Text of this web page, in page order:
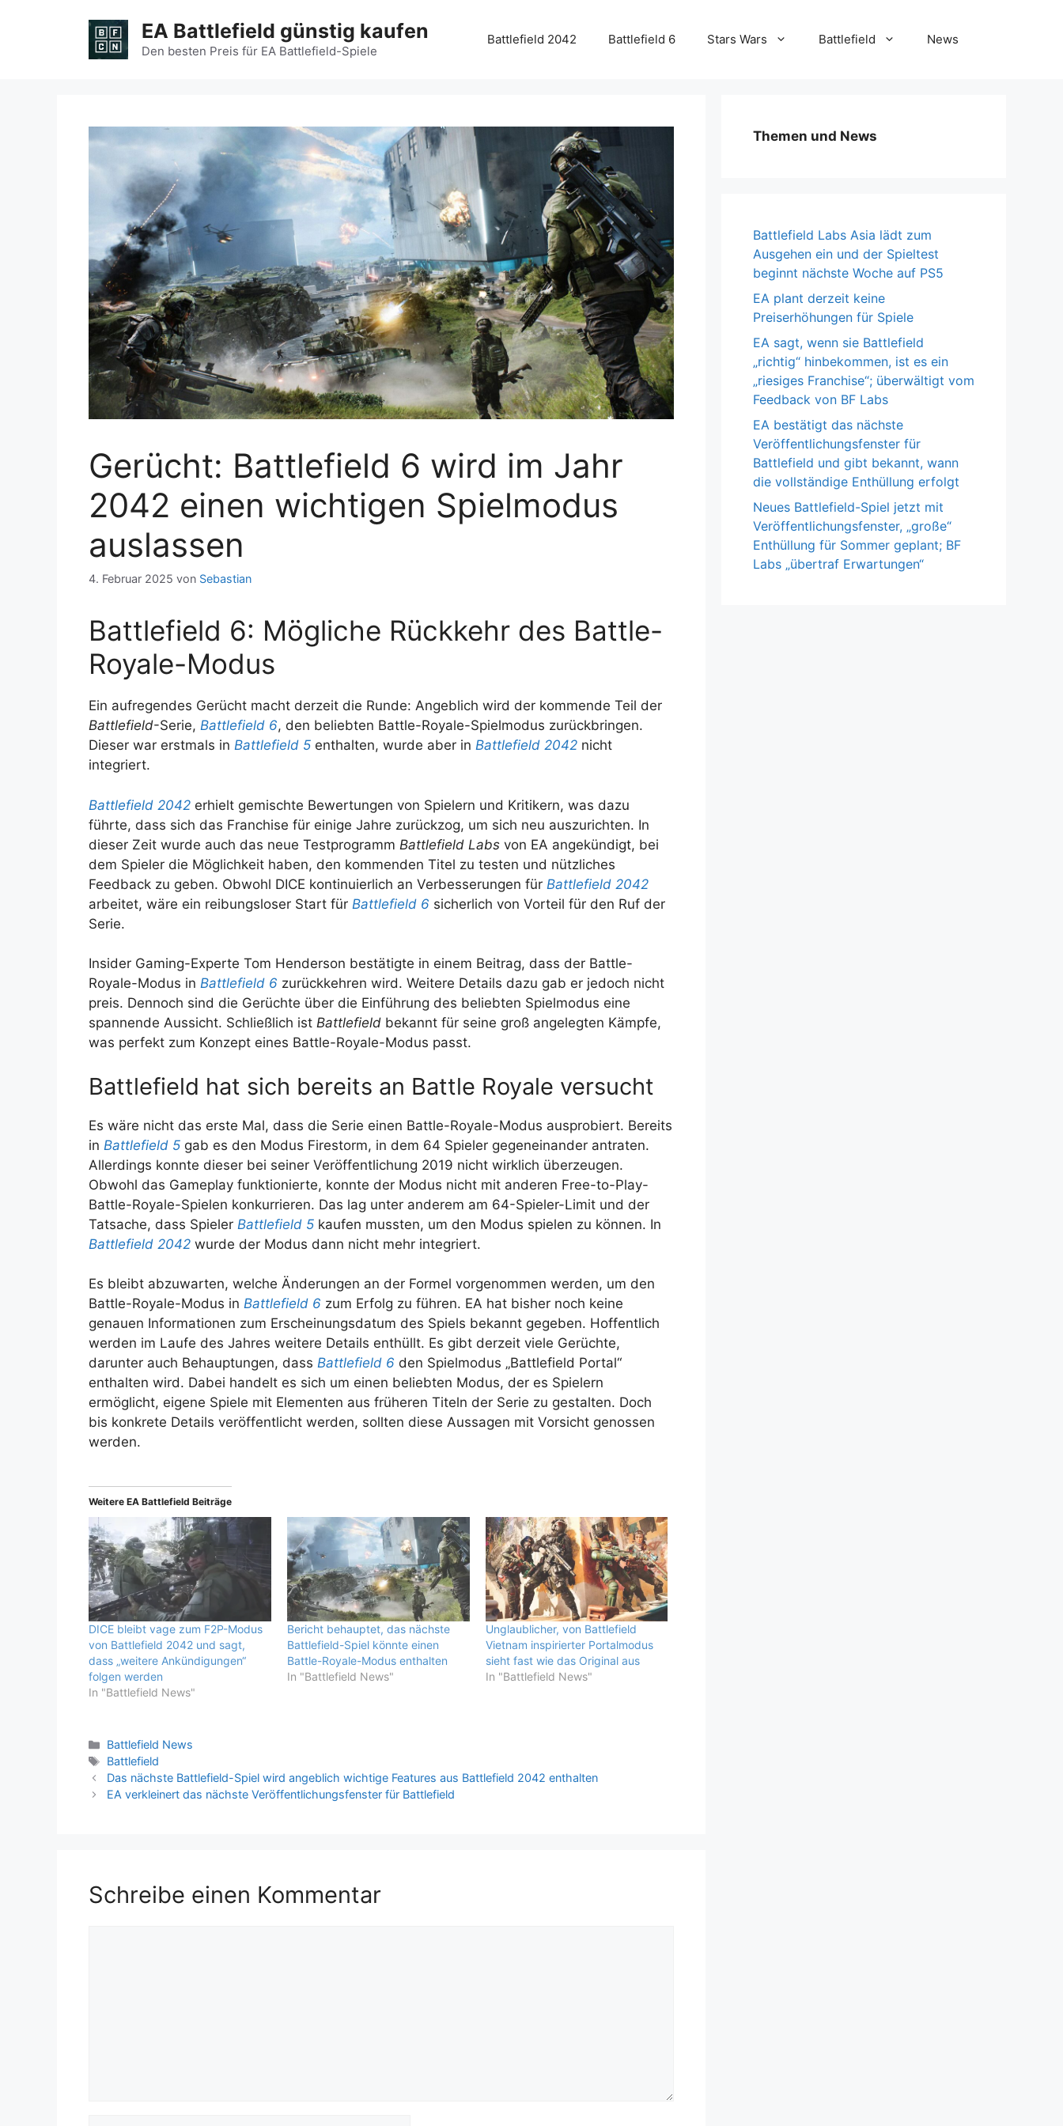
EA Battlefield günstig kaufen
Den besten Preis für EA Battlefield-Spiele
Battlefield 2042 Battlefield 6 Stars Wars Battlefield News
Gerücht: Battlefield 6 wird im Jahr
2042 einen wichtigen Spielmodus
auslassen
4. Februar 2025 von Sebastian
Battlefield 6: Mögliche Rückkehr des Battle-
Royale-Modus
Ein aufregendes Gerücht macht derzeit die Runde: Angeblich wird der kommende Teil der
Battlefield-Serie, Battlefield 6, den beliebten Battle-Royale-Spielmodus zurückbringen.
Dieser war erstmals in Battlefield 5 enthalten, wurde aber in Battlefield 2042 nicht
integriert.
Battlefield 2042 erhielt gemischte Bewertungen von Spielern und Kritikern, was dazu
führte, dass sich das Franchise für einige Jahre zurückzog, um sich neu auszurichten. In
dieser Zeit wurde auch das neue Testprogramm Battlefield Labs von EA angekündigt, bei
dem Spieler die Möglichkeit haben, den kommenden Titel zu testen und nützliches
Feedback zu geben. Obwohl DICE kontinuierlich an Verbesserungen für Battlefield 2042
arbeitet, wäre ein reibungsloser Start für Battlefield 6 sicherlich von Vorteil für den Ruf der
Serie.
Insider Gaming-Experte Tom Henderson bestätigte in einem Beitrag, dass der Battle-
Royale-Modus in Battlefield 6 zurückkehren wird. Weitere Details dazu gab er jedoch nicht
preis. Dennoch sind die Gerüchte über die Einführung des beliebten Spielmodus eine
spannende Aussicht. Schließlich ist Battlefield bekannt für seine groß angelegten Kämpfe,
was perfekt zum Konzept eines Battle-Royale-Modus passt.
Battlefield hat sich bereits an Battle Royale versucht
Es wäre nicht das erste Mal, dass die Serie einen Battle-Royale-Modus ausprobiert. Bereits
in Battlefield 5 gab es den Modus Firestorm, in dem 64 Spieler gegeneinander antraten.
Allerdings konnte dieser bei seiner Veröffentlichung 2019 nicht wirklich überzeugen.
Obwohl das Gameplay funktionierte, konnte der Modus nicht mit anderen Free-to-Play-
Battle-Royale-Spielen konkurrieren. Das lag unter anderem am 64-Spieler-Limit und der
Tatsache, dass Spieler Battlefield 5 kaufen mussten, um den Modus spielen zu können. In
Battlefield 2042 wurde der Modus dann nicht mehr integriert.
Es bleibt abzuwarten, welche Änderungen an der Formel vorgenommen werden, um den
Battle-Royale-Modus in Battlefield 6 zum Erfolg zu führen. EA hat bisher noch keine
genauen Informationen zum Erscheinungsdatum des Spiels bekannt gegeben. Hoffentlich
werden im Laufe des Jahres weitere Details enthüllt. Es gibt derzeit viele Gerüchte,
darunter auch Behauptungen, dass Battlefield 6 den Spielmodus „Battlefield Portal“
enthalten wird. Dabei handelt es sich um einen beliebten Modus, der es Spielern
ermöglicht, eigene Spiele mit Elementen aus früheren Titeln der Serie zu gestalten. Doch
bis konkrete Details veröffentlicht werden, sollten diese Aussagen mit Vorsicht genossen
werden.
Weitere EA Battlefield Beiträge
DICE bleibt vage zum F2P-Modus
von Battlefield 2042 und sagt,
dass „weitere Ankündigungen“
folgen werden
In "Battlefield News"
Bericht behauptet, das nächste
Battlefield-Spiel könnte einen
Battle-Royale-Modus enthalten
In "Battlefield News"
Unglaublicher, von Battlefield
Vietnam inspirierter Portalmodus
sieht fast wie das Original aus
In "Battlefield News"
Kategorien
Battlefield News
Schlagwörter
Battlefield
Das nächste Battlefield-Spiel wird angeblich wichtige Features aus Battlefield 2042 enthalten
EA verkleinert das nächste Veröffentlichungsfenster für Battlefield
Schreibe einen Kommentar
Themen und News
Battlefield Labs Asia lädt zum
Ausgehen ein und der Spieltest
beginnt nächste Woche auf PS5
EA plant derzeit keine
Preiserhöhungen für Spiele
EA sagt, wenn sie Battlefield
„richtig“ hinbekommen, ist es ein
„riesiges Franchise“; überwältigt vom
Feedback von BF Labs
EA bestätigt das nächste
Veröffentlichungsfenster für
Battlefield und gibt bekannt, wann
die vollständige Enthüllung erfolgt
Neues Battlefield-Spiel jetzt mit
Veröffentlichungsfenster, „große“
Enthüllung für Sommer geplant; BF
Labs „übertraf Erwartungen“